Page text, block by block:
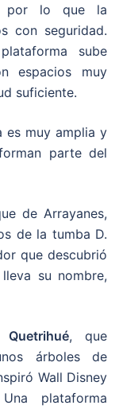
por lo que la
con seguridad.
sube
espacios muy
suficiente.
es muy amplia y
parte del
de Arrayanes,
de la tumba D.
que descubrió
su nombre,
Quetrihué, que
árboles de
Wall Disney
plataforma